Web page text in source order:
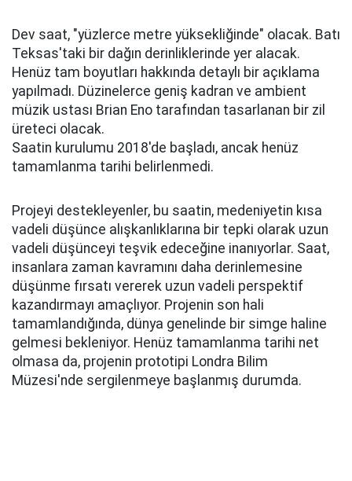
Dev saat, "yüzlerce metre yüksekliğinde" olacak. Batı
Teksas'taki bir dağın derinliklerinde yer alacak.
Henüz tam boyutları hakkında detaylı bir açıklama
yapılmadı. Düzinelerce geniş kadran ve ambient
müzik ustası Brian Eno tarafından tasarlanan bir zil
üreteci olacak.
Saatin kurulumu 2018'de başladı, ancak henüz
tamamlanma tarihi belirlenmedi.
Projeyi destekleyenler, bu saatin, medeniyetin kısa
vadeli düşünce alışkanlıklarına bir tepki olarak uzun
vadeli düşünceyi teşvik edeceğine inanıyorlar. Saat,
insanlara zaman kavramını daha derinlemesine
düşünme fırsatı vererek uzun vadeli perspektif
kazandırmayı amaçlıyor. Projenin son hali
tamamlandığında, dünya genelinde bir simge haline
gelmesi bekleniyor. Henüz tamamlanma tarihi net
olmasa da, projenin prototipi Londra Bilim
Müzesi'nde sergilenmeye başlanmış durumda.